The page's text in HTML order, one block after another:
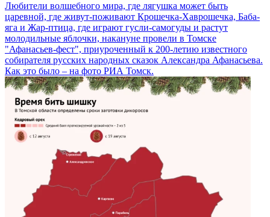
Любители волшебного мира, где лягушка может быть
царевной, где живут-поживают Крошечка-Хаврошечка, Баба-
яга и Жар-птица, где играют гусли-самогуды и растут
молодильные яблочки, накануне провели в Томске
"Афанасьев-фест", приуроченный к 200-летию известного
собирателя русских народных сказок Александра Афанасьева.
Как это было – на фото РИА Томск.